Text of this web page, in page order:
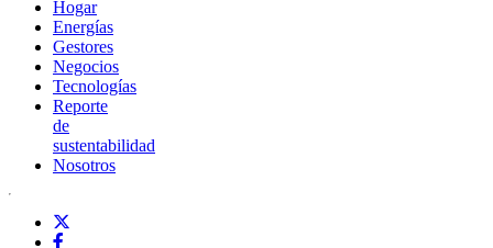
Hogar
Energías
Gestores
Negocios
Tecnologías
Reporte
de
sustentabilidad
Nosotros